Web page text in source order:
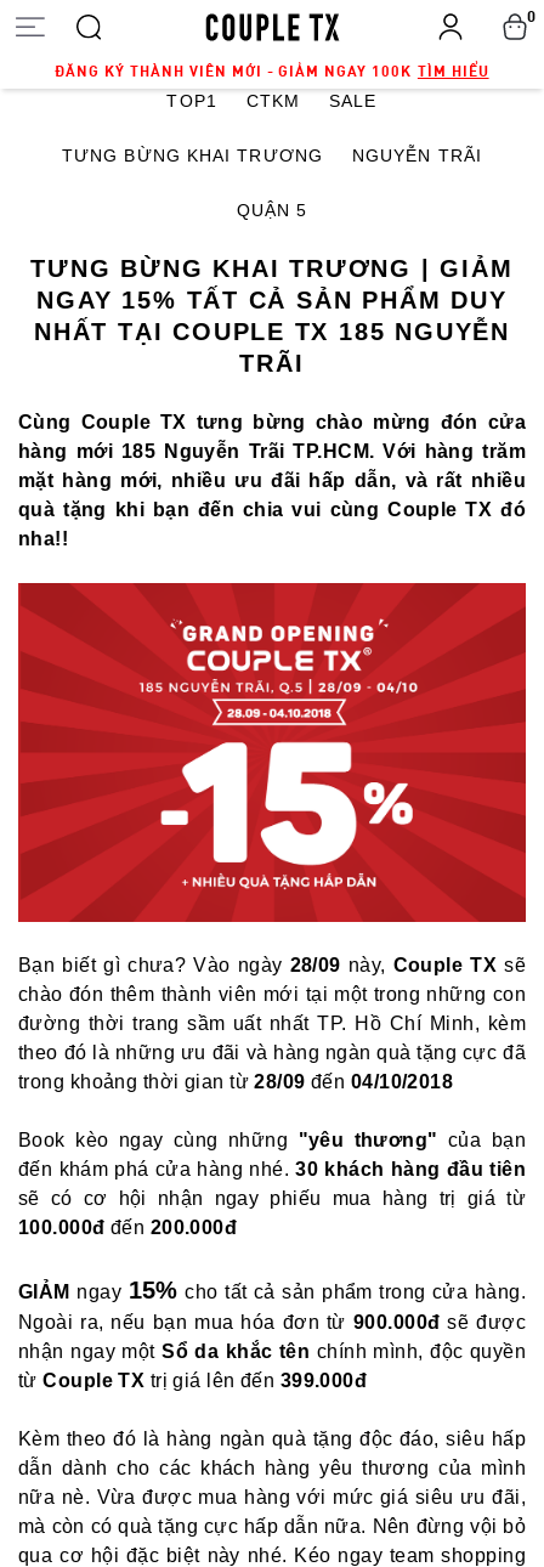
ĐĂNG KÝ THÀNH VIÊN MỚI - GIẢM NGAY 100K TÌM HIỂU
0
TOP1 CTKM SALE
TƯNG BỪNG KHAI TRƯƠNG NGUYỄN TRÃI
QUẬN 5
TƯNG BỪNG KHAI TRƯƠNG | GIẢM
NGAY 15% TẤT CẢ SẢN PHẨM DUY
NHẤT TẠI COUPLE TX 185 NGUYỄN
TRÃI
Cùng Couple TX tưng bừng chào mừng đón cửa
hàng mới 185 Nguyễn Trãi TP.HCM. Với hàng trăm
mặt hàng mới, nhiều ưu đãi hấp dẫn, và rất nhiều
quà tặng khi bạn đến chia vui cùng Couple TX đó
nha!!
Bạn biết gì chưa? Vào ngày 28/09 này, Couple TX sẽ
chào đón thêm thành viên mới tại một trong những con
đường thời trang sầm uất nhất TP. Hồ Chí Minh, kèm
theo đó là những ưu đãi và hàng ngàn quà tặng cực đã
trong khoảng thời gian từ28/09 đến 04/10/2018
Book kèo ngay cùng những "yêu thương" của bạn
đến khám phá cửa hàng nhé.30 khách hàng đầu tiên
sẽ có cơ hội nhận ngay phiếu mua hàng trị giá từ
100.000đ đến 200.000đ
GIẢM ngay 15% cho tất cả sản phẩm trong cửa hàng.
Ngoài ra, nếu bạn mua hóa đơn từ 900.000đ sẽ được
nhận ngay mộtSổ da khắc tên chính mình, độc quyền
từCouple TX trị giá lên đến 399.000đ
Kèm theo đó là hàng ngàn quà tặng độc đáo, siêu hấp
dẫn dành cho các khách hàng yêu thương của mình
nữa nè. Vừa được mua hàng với mức giá siêu ưu đãi,
mà còn có quà tặng cực hấp dẫn nữa. Nên đừng vội bỏ
qua cơ hội đặc biệt này nhé. Kéo ngay team shopping